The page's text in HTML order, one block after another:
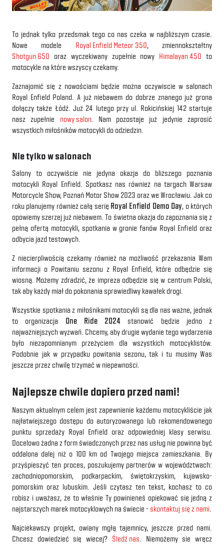
To jednak tylko przedsmak tego co nas czeka w najbliższym czasie.
Nowe modele Royal Enfield Meteor 350, zmiennokształtny
Shotgun 650 oraz wyczekiwany zupełnie nowy Himalayan 450 to
motocykle na które wszyscy czekamy.
Zaznajomić się z nowościami będzie można oczywiscie w salonach
Royal Enfield Poland. A już niebawem do dobrze znanego już grona
dołączy także Łódź. Już 24 lutego przy ul. Rokicińskiej 142 startuje
nasz zupełnie nowy salon. Nam pozostaje już jedynie zaprosić
wszystkich miłośników motocykli do odziedzin.
Nie tylko w salonach
Salony to oczywiście nie jedyna okazja do bliższego poznania
motocykli Royal Enfield. Spotkasz nas również na targach Warsaw
Motorcycle Show, Poznań Motor Show 2023 oraz we Wrocławiu. Jak co
roku planujemy również całą serię Royal Enfield Demo Day, o których
opowiemy szerzej już niebawem. To świetna okazja do zapoznania się z
pełną ofertą motocykli, spotkania w gronie fanów Royal Enfield oraz
odbycia jazd testowych.
Z niecierpliwością czekamy również na możliwość przekazania Wam
informacji o Powitaniu sezonu z Royal Enfield, które odbędzie się
wiosną. Możemy zdradzić, że impreza odbędzie się w centrum Polski,
tak aby każdy miał do pokonania sprawiedliwy kawałek drogi.
Wszystkie spotkania z miłośnikami motocykli są dla nas ważne, jednak
to organizacja One Ride 2024 stanowić będzie jedno z
najważniejszych wyzwań. Chcemy, aby drugie wydanie tego wydarzenia
było niezapomnianym przeżyciem dla wszystkich motocyklistów.
Podobnie jak w przypadku powitania sezonu, tak i tu musimy Was
jeszcze przez chwilę trzymać w niepewności.
Najlepsze chwile dopiero przed nami!
Naszym aktualnym celem jest zapewnienie każdemu motocykliście jak
najłatwiejszego dostępu do autoryzowanego lub rekomendowanego
punktu sprzedaży Royal Enfield oraz odpowiedniej klasy serwisu.
Docelowo żadna z form świadczonych przez nas usług nie powinna być
oddalona dalej niż o 100 km od Twojego miejsca zamieszkania. By
przyśpieszyć ten proces, poszukujemy partnerów w województwach:
zachodniopomorskim, podkarpackim, świętokrzyskim, kujawsko-
pomorskim oraz lubuskim. Jeśli czytasz ten tekst, kochasz to co
robisz i uważasz, że to właśnie Ty powinieneś opiekować się jedną z
najstarszych marek motocyklowych na świecie - skontaktuj się z nami
Najciekawszy projekt, owiany mgłą tajemnicy, jeszcze przed nami.
Chcesz dowiedzieć się wiecej? Śledź nas . Niemożemy sie wręcz